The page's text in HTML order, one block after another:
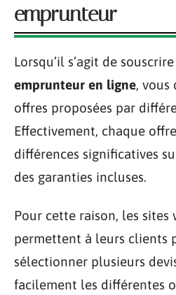
emprunteur
Lorsqu’il s’agit de
emprunteur en ligne, vous
offres proposées par
Effectivement, chaque
différences significatives
des garanties incluses.
Pour cette raison, les sites
permettent à leurs clients
sélectionner plusieurs
facilement les différentes